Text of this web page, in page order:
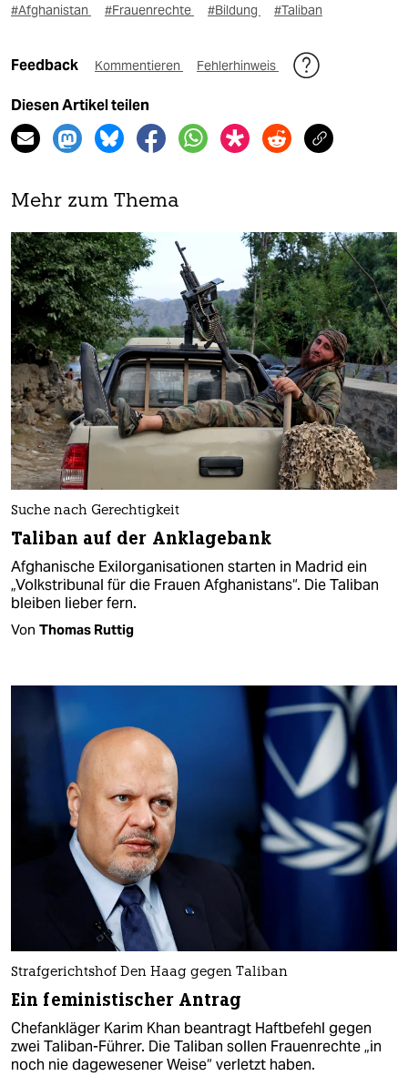
#Afghanistan #Frauenrechte #Bildung #Taliban
Feedback Kommentieren Fehlerhinweis
Diesen Artikel teilen
Mehr zum Thema
Suche nach Gerechtigkeit
Taliban auf der Anklagebank
Afghanische Exilorganisationen starten in Madrid ein
„Volkstribunal für die Frauen Afghanistans“. Die Taliban
bleiben lieber fern.
Von Thomas Ruttig
Strafgerichtshof Den Haag gegen Taliban
Ein feministischer Antrag
Chefankläger Karim Khan beantragt Haftbefehl gegen
zwei Taliban-Führer. Die Taliban sollen Frauenrechte „in
noch nie dagewesener Weise“ verletzt haben.